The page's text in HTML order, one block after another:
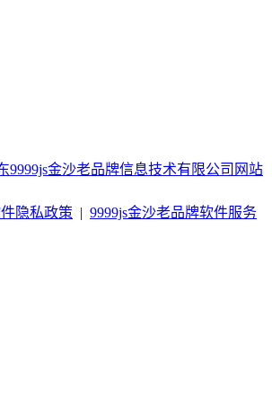
9999js金沙老品牌信息技术有限公司 网站
隐私政策
9999js金沙老品牌软件服务